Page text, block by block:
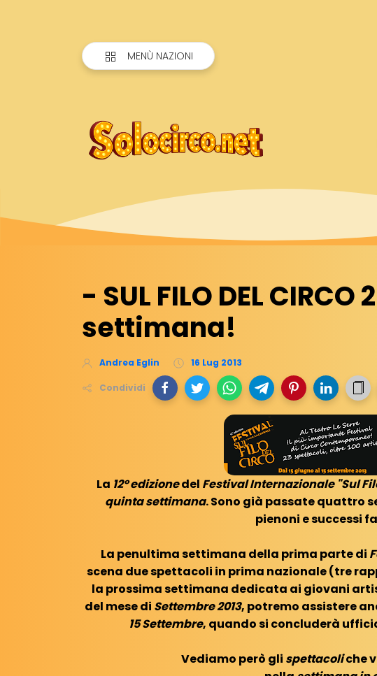
MENÙ NAZIONI
- SUL FILO DEL
settimana!
Andrea Eglin 16 Lug 2013
Condividi
La 12° edizionedel Festival Internazionale "Sul
quinta settimana. Sono già passate quattro
pienoni e successi
La penultima settimana della prima parte di
scena due spettacoli in prima nazionale (tre
la prossima settimana dedicata ai giovani
del mese di Settembre 2013, potremo assistere
15 Settembre, quando si concluderà
Vediamo però gli spettacoliche